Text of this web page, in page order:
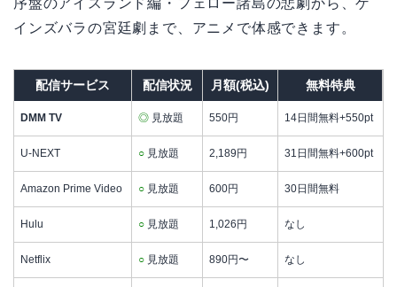
インズバラの宮廷劇まで、アニメで体感できます。
配信サービス 配信状況 月額(税込) 無料特典
DMM TV ◎ 見放題 550円 14日間無料+550pt
U-NEXT ○ 見放題 2,189円 31日間無料+600pt
Amazon Prime Video ○ 見放題 600円 30日間無料
Hulu ○ 見放題 1,026円 なし
Netflix ○ 見放題 890円〜 なし